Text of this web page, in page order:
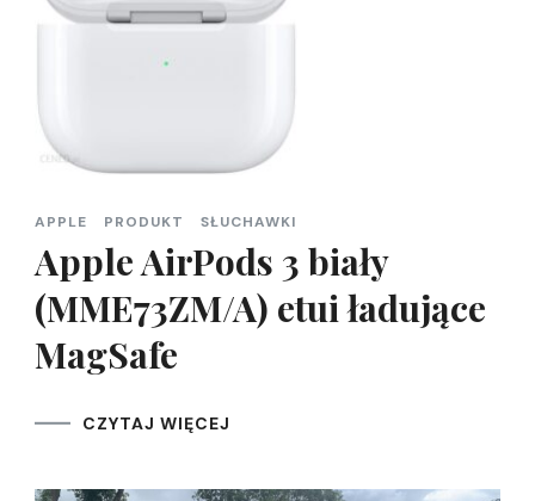
APPLE PRODUKT SŁUCHAWKI
Apple AirPods 3 biały
(MME73ZM/A) etui ładujące
MagSafe
CZYTAJ WIĘCEJ